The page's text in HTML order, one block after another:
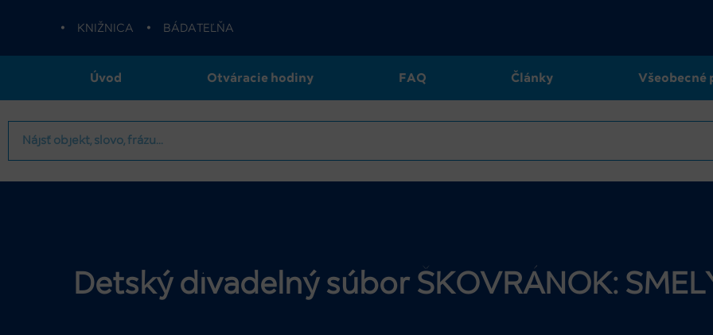
• KNIŽNICA • BÁDATEĽŇA
Úvod Otváracie hodiny FAQ Články Všeobecné
Detský divadelný súbor ŠKOVRÁNOK: